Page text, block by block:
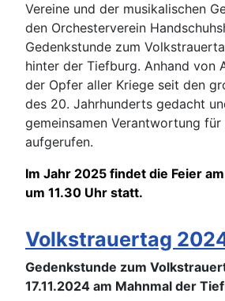
Vereine und der musikalischen
den Orchesterverein
Gedenkstunde zum
hinter der Tiefburg. Anhand von
der Opfer aller Kriege seit den
des 20. Jahrhunderts gedacht
gemeinsamen Verantwortung
aufgerufen.
Im Jahr 2025 findet die Feier
um 11.30 Uhr statt.
Volkstrauertag
Gedenkstunde zum
17.11.2024 am Mahnmal der